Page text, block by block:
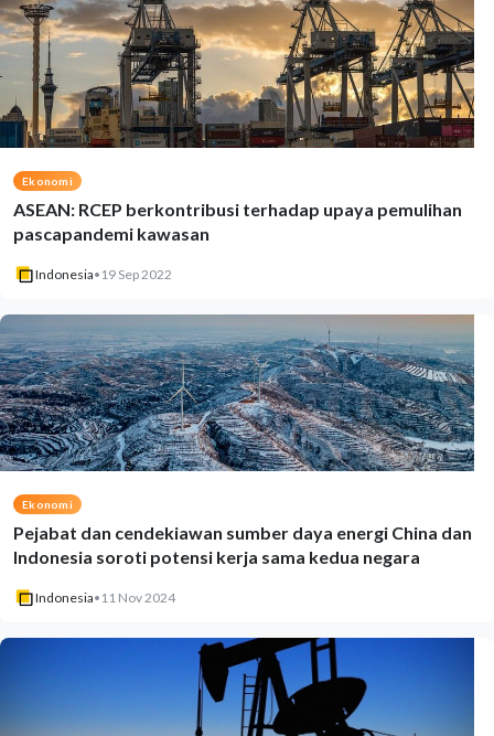
Ekonomi
ASEAN: RCEP berkontribusi terhadap upaya pemulihan
pascapandemi kawasan
Indonesia• 19 Sep 2022
Ekonomi
Pejabat dan cendekiawan sumber daya energi China dan
Indonesia soroti potensi kerja sama kedua negara
Indonesia• 11 Nov 2024